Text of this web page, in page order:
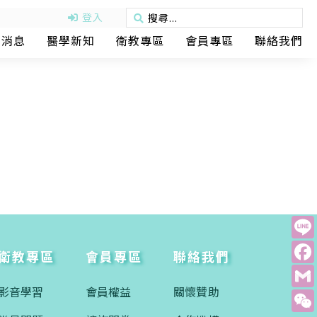
登入
息 醫學新知 衛教專區 會員專區 聯絡我們
教專區
音學習
會員專區
會員權益
聯絡我們
關懷贊助